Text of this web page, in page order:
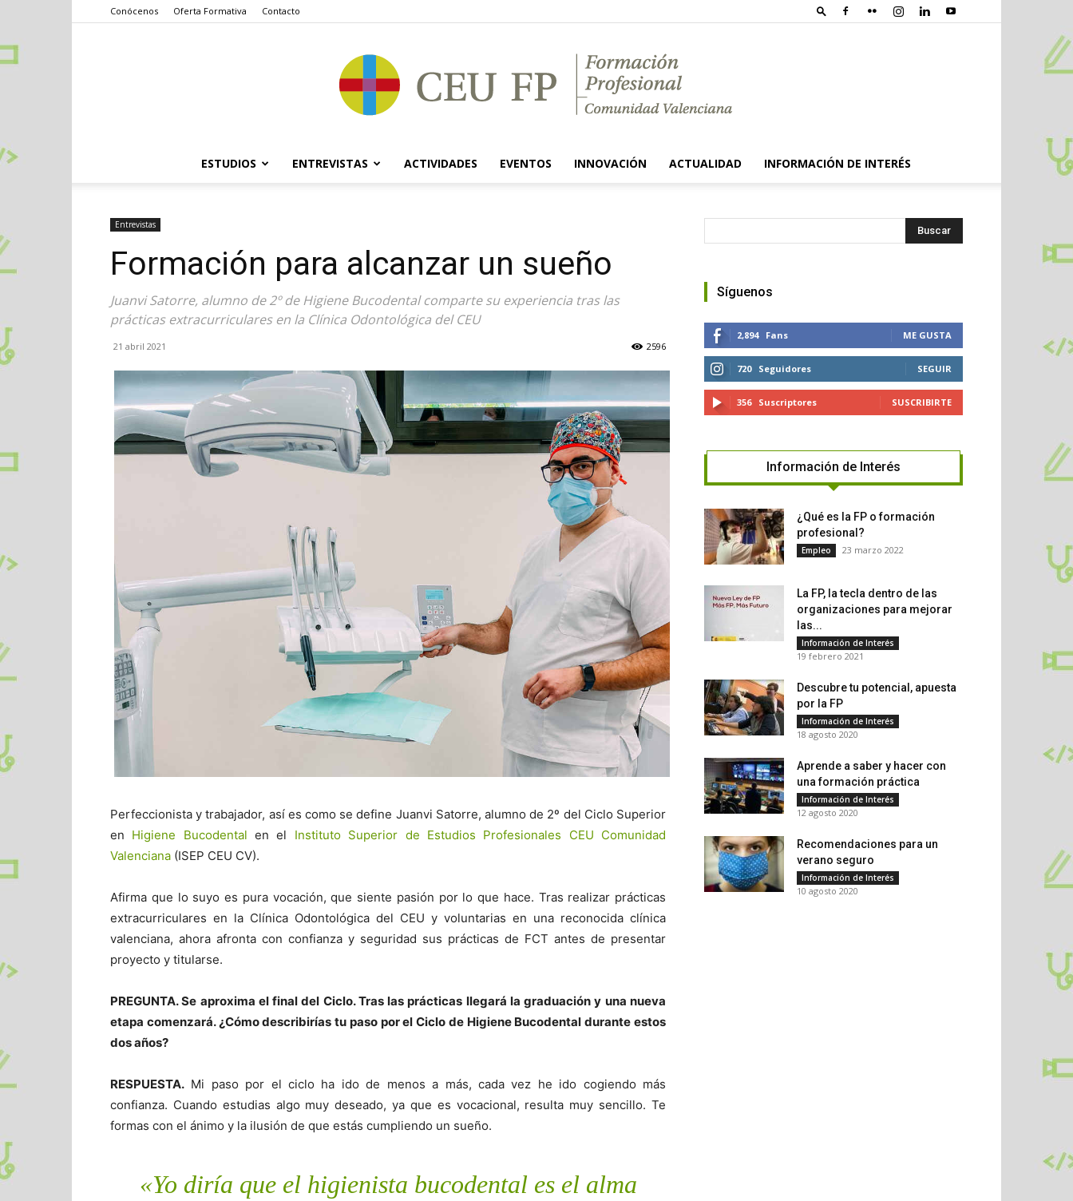
Conócenos Oferta Formativa Contacto
Formativos
CEU
CV
ESTUDIOS ENTREVISTAS ACTIVIDADES EVENTOS INNOVACIÓN ACTUALIDAD INFORMACIÓN DE INTERÉS
Entrevistas
Formación para alcanzar un sueño
Juanvi Satorre, alumno de 2º de Higiene Bucodental comparte su experiencia tras las
prácticas extracurriculares en la Clínica Odontológica del CEU
21 abril 2021 2596
Perfeccionista y trabajador, así es como se define Juanvi Satorre, alumno de 2º del Ciclo Superior
en Higiene Bucodental en el Instituto Superior de Estudios Profesionales CEU Comunidad
Valenciana (ISEP CEU CV).
Afirma que lo suyo es pura vocación, que siente pasión por lo que hace. Tras realizar prácticas
extracurriculares en la Clínica Odontológica del CEU y voluntarias en una reconocida clínica
valenciana, ahora afronta con confianza y seguridad sus prácticas de FCT antes de presentar
proyecto y titularse.
PREGUNTA. Se aproxima el final del Ciclo. Tras las prácticas llegará la graduación y una nueva
etapa comenzará. ¿Cómo describirías tu paso por el Ciclo de Higiene Bucodental durante estos
dos años?
RESPUESTA. Mi paso por el ciclo ha ido de menos a más, cada vez he ido cogiendo más
confianza. Cuando estudias algo muy deseado, ya que es vocacional, resulta muy sencillo. Te
formas con el ánimo y la ilusión de que estás cumpliendo un sueño.
«Yo diría que el higienista bucodental es el alma
Síguenos
2,894 Fans ME GUSTA
720 Seguidores SEGUIR
356 Suscriptores SUSCRIBIRTE
Información de Interés
¿Qué es la FP o formación
profesional?
Empleo 23 marzo 2022
La FP, la tecla dentro de las
organizaciones para mejorar
las...
Información de Interés
19 febrero 2021
Descubre tu potencial, apuesta
por la FP
Información de Interés
18 agosto 2020
Aprende a saber y hacer con
una formación práctica
Información de Interés
12 agosto 2020
Recomendaciones para un
verano seguro
Información de Interés
10 agosto 2020